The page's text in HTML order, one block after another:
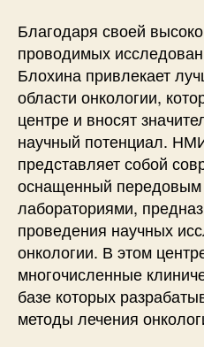
Благодаря своей
проводимых
Блохина привлекает
области онкологии,
центре и вносят
научный потенциал.
представляет собой
оснащенный передовым
лабораториями,
проведения научных
онкологии. В этом
многочисленные
базе которых
методы лечения